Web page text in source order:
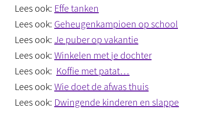
Lees ook: Effe tanken
Lees ook: Geheugenkampioen op school
Lees ook: Je puber op vakantie
Lees ook: Winkelen met je dochter
Lees ook: Koffie met patat…
Lees ook: Wie doet de afwas thuis
Lees ook: Dwingende kinderen en slappe